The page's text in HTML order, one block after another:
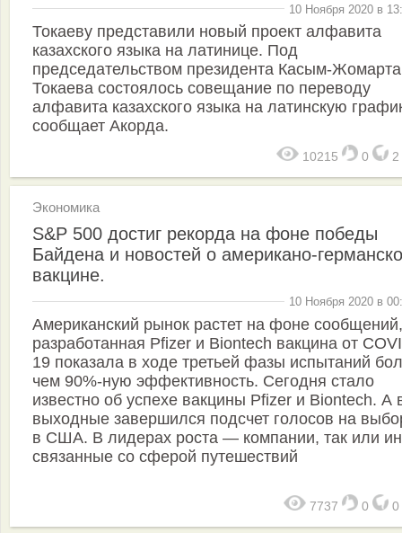
10 Ноября 2020 в
Токаеву представили новый проект алфавита
казахского языка на латинице. Под
председательством президента Касым-Жомарта
Токаева состоялось совещание по переводу
алфавита казахского языка на латинскую
сообщает Акорда.
10215 0 2
Экономика
S&P 500 достиг рекорда на фоне победы
Байдена и новостей о американо-
вакцине.
10 Ноября 2020 в
Американский рынок растет на фоне
разработанная Pfizer и Biontech вакцина от
19 показала в ходе третьей фазы испытаний
чем 90%-ную эффективность. Сегодня стало
известно об успехе вакцины Pfizer и Biontech. А
выходные завершился подсчет голосов на
в США. В лидерах роста — компании, так или
связанные со сферой путешествий
7737 0 0